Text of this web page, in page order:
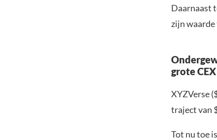
Daarnaast
zijn
grote CEX
XYZVerse
traject van
Tot nu toe